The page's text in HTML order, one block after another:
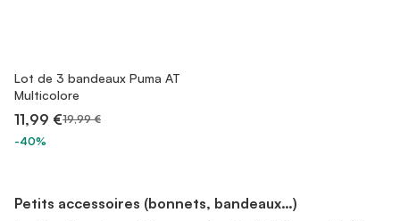
Lot de 3 bandeaux Puma AT
Multicolore
11,99 €19,99 €
-40%
Petits accessoires (bonnets, bandeaux…)